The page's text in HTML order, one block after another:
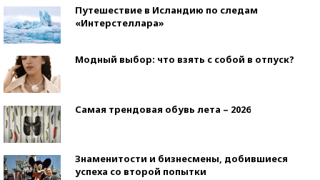
Путешествие в Исландию по следам
«Интерстеллара»
Модный выбор: что взять с собой в отпуск?
Самая трендовая обувь лета – 2026
Знаменитости и бизнесмены, добившиеся
успеха со второй попытки